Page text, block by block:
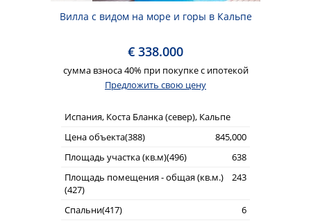
Вилла с видом на море и горы в Кальпе
€ 338.000
сумма взноса 40% при покупке с ипотекой
Предложить свою цену
Испания, Коста Бланка (север), Кальпе
Цена объекта(388)
845,000
Площадь участка (кв.м)(496)
638
Площадь помещения - общая (кв.м.)
(427)
243
Спальни(417)
6